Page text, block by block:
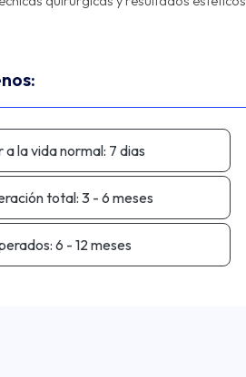
a la vida normal: 7 dias
total: 3 - 6 meses
6 - 12 meses